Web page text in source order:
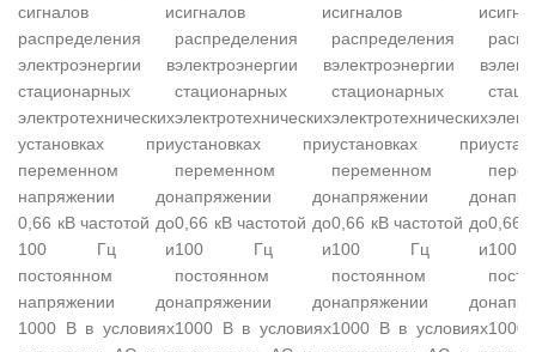
сигналов и
распределения
электроэнергии в
стационарных
электротехнических
установках при
переменном
напряжении до
0,66 кВ частотой до
100 Гц и
постоянном
напряжении до
1000 В в условиях
сигналов и
распределения
электроэнергии в
стационарных
электротехнических
установках при
переменном
напряжении до
0,66 кВ частотой до
100 Гц и
постоянном
напряжении до
1000 В в условиях
сигналов и
распределения
электроэнергии в
стационарных
электротехнических
установках при
переменном
напряжении до
0,66 кВ частотой до
100 Гц и
постоянном
напряжении до
1000 В в условиях
0,66
1000